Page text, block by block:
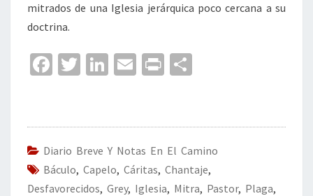
mitrados de una Iglesia jerárquica poco cercana a su
doctrina.
Fa
o
o
k
T
er
Li
dI
n
E
l
Pr
p
ar
tir
Diario Breve Y Notas En El Camino
Báculo, Capelo, Cáritas, Chantaje,
Desfavorecidos, Grey, Iglesia, Mitra, Pastor, Plaga,